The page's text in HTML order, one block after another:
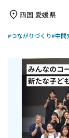
四国 愛媛県
#つながりづくり#中間